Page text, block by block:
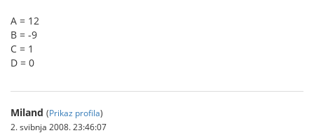
A = 12
B = -9
C = 1
D = 0
Miland (Prikaz profila)
2. svibnja 2008. 23:46:07